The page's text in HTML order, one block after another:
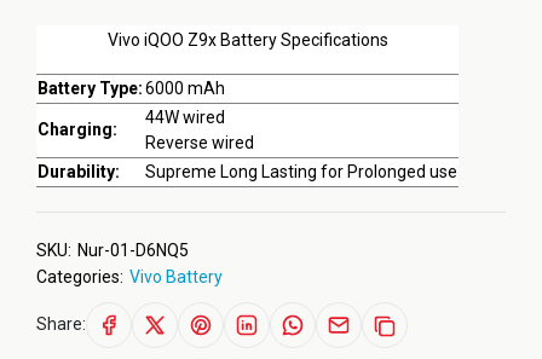
Vivo iQOO Z9x Battery Specifications
Battery Type:6000 mAh
Charging:
44W wired
Reverse wired
Durability:
Supreme Long Lasting for Prolonged use
SKU: Nur-01-D6NQ5
Categories: Vivo Battery
Share: